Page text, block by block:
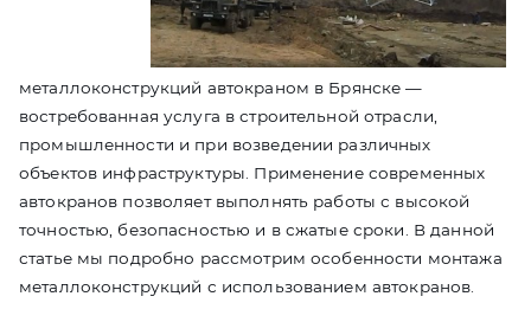
металлоконструкций автокраном в Брянске —
востребованная услуга в строительной отрасли,
промышленности и при возведении различных
объектов инфраструктуры. Применение современных
автокранов позволяет выполнять работы с высокой
точностью, безопасностью и в сжатые сроки. В данной
статье мы подробно рассмотрим особенности монтажа
металлоконструкций с использованием автокранов.